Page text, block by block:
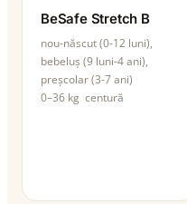
BeSafe Stretch B
nou-născut (0-12 luni),
bebeluș (9 luni-4 ani),
preșcolar (3-7 ani)
0–36 kg centură